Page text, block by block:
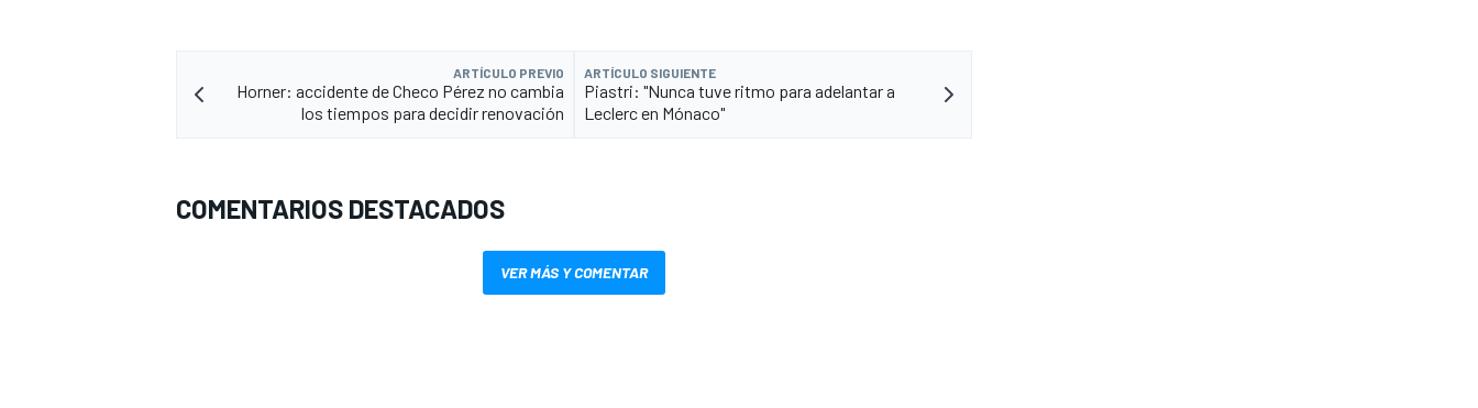
ARTÍCULO PREVIO
Horner: accidente de Checo Pérez no cambia
los tiempos para decidir renovación
ARTÍCULO SIGUIENTE
Piastri: "Nunca tuve ritmo para adelantar a
Leclerc en Mónaco"
COMENTARIOS DESTACADOS
VER MÁS Y COMENTAR